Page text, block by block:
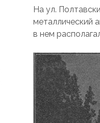
На ул.
металлический
в нем